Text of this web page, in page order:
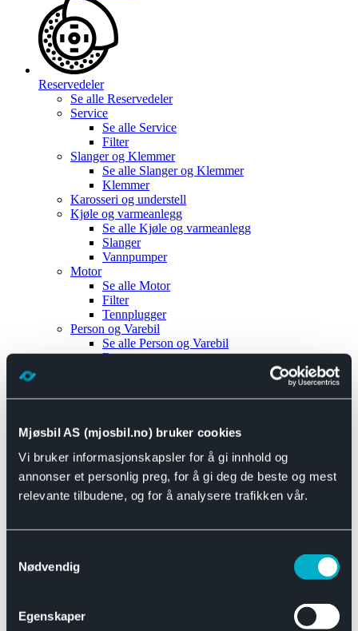
Mjøsbil AS (mjosbil.no) bruker cookies
Vi bruker informasjonskapsler for å gi innhold og
annonser et personlig preg, for å gi deg de beste og mest
relevante tilbudene, og for å analysere trafikken vår.
Nødvendig
Egenskaper
Reservedeler
Se alle Reservedeler
Service
Se alle Service
Filter
Slanger og Klemmer
Se alle Slanger og Klemmer
Klemmer
Karosseri og understell
Kjøle og varmeanlegg
Se alle Kjøle og varmeanlegg
Slanger
Vannpumper
Motor
Se alle Motor
Filter
Tennplugger
Person og Varebil
Se alle Person og Varebil
Brems
Motor og drivverk
Se alle Universal
Bremsedeler
Se alle Bremsedeler
Bremsenippler
Drivline og motor
Se alle Drivline og motor
Eksosanlegg